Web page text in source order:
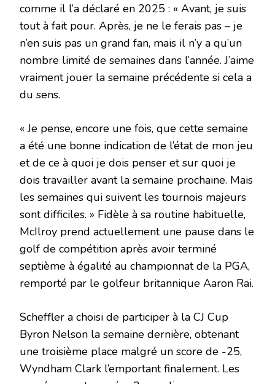
comme il l’a déclaré en 2025 : « Avant, je suis
tout à fait pour. Après, je ne le ferais pas – je
n’en suis pas un grand fan, mais il n’y a qu’un
nombre limité de semaines dans l’année. J’aime
vraiment jouer la semaine précédente si cela a
du sens.
« Je pense, encore une fois, que cette semaine
a été une bonne indication de l’état de mon jeu
et de ce à quoi je dois penser et sur quoi je
dois travailler avant la semaine prochaine. Mais
les semaines qui suivent les tournois majeurs
sont difficiles. » Fidèle à sa routine habituelle,
McIlroy prend actuellement une pause dans le
golf de compétition après avoir terminé
septième à égalité au championnat de la PGA,
remporté par le golfeur britannique Aaron Rai.
Scheffler a choisi de participer à la CJ Cup
Byron Nelson la semaine dernière, obtenant
une troisième place malgré un score de -25,
Wyndham Clark l’emportant finalement. Les